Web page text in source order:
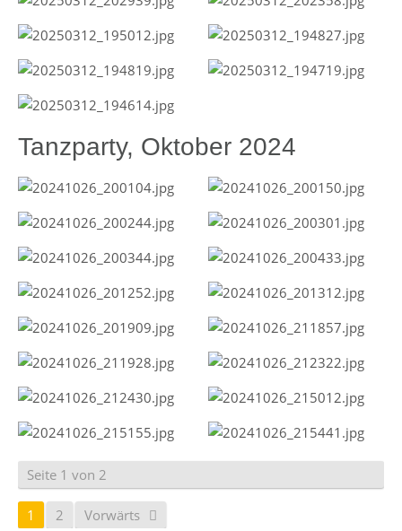
Tanzparty, Oktober 2024
Seite 1 von 2
1 2 Vorwärts